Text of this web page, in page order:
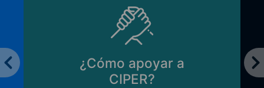
¿Cómo apoyar a
CIPER?